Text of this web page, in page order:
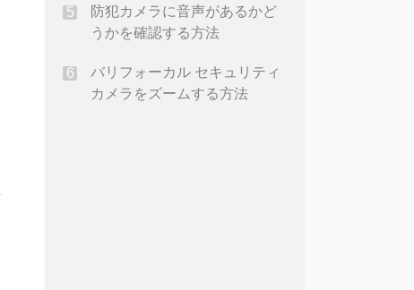
防犯カメラに音声があるかど
うかを確認する方法
バリフォーカル セキュリティ
カメラをズームする方法